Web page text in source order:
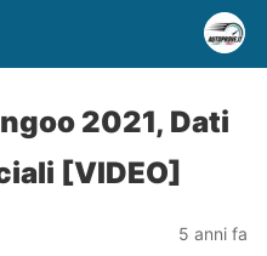
2021, Dati
[VIDEO]
5 anni fa